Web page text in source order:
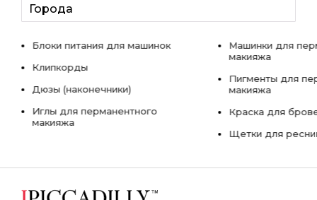
Города
Блоки питания для машинок
Клипкорды
Дюзы (наконечники)
Иглы для перманентного
макияжа
Машинки для
макияжа
Пигменты для
макияжа
Краска для
Щетки для